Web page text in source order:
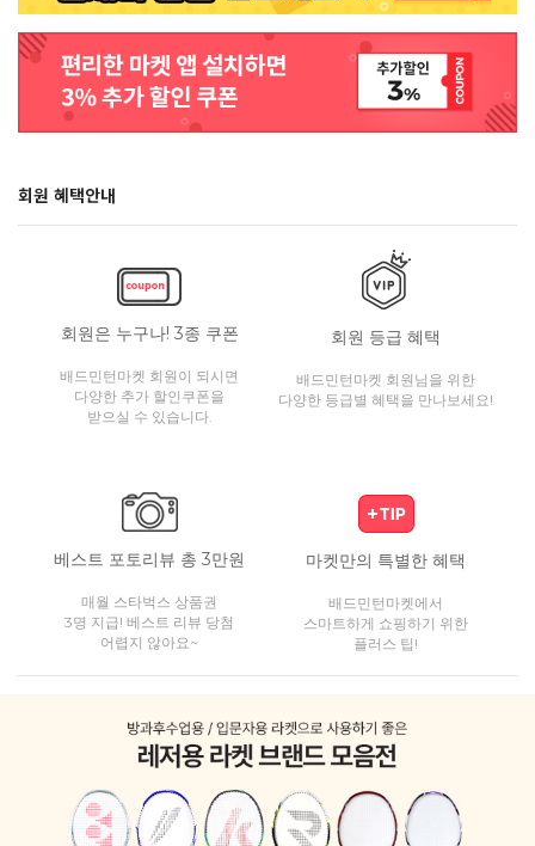
회원 혜택안내
회원은 누구나! 3종 쿠폰
배드민턴마켓 회원이 되시면
다양한 추가 할인쿠폰을
받으실 수 있습니다.
회원 등급 혜택
배드민턴마켓 회원님을 위한
다양한 등급별 혜택을 만나보세요!
베스트 포토리뷰 총 3만원
매월 스타벅스 상품권
3명 지급! 베스트 리뷰 당첨
어렵지 않아요~
마켓만의 특별한 혜택
배드민턴마켓에서
스마트하게 쇼핑하기 위한
플러스 팁!